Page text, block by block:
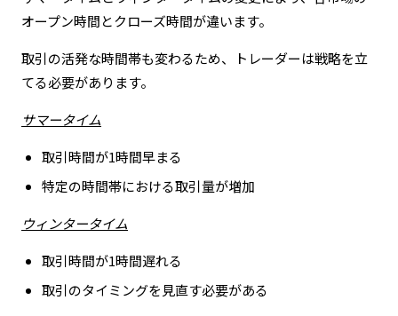
オープン時間とクローズ時間が違います。
取引の活発な時間帯も変わるため、トレーダーは戦略を立
てる必要があります。
サマータイム
取引時間が1時間早まる
特定の時間帯における取引量が増加
ウィンタータイム
取引時間が1時間遅れる
取引のタイミングを見直す必要がある